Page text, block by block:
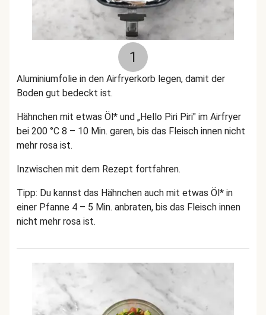
1
Aluminiumfolie in den Airfryerkorb legen, damit der
Boden gut bedeckt ist.
Hähnchen mit etwas Öl* und „Hello Piri Piri" im Airfryer
bei 200 °C 8 – 10 Min. garen, bis das Fleisch innen nicht
mehr rosa ist.
Inzwischen mit dem Rezept fortfahren.
Tipp: Du kannst das Hähnchen auch mit etwas Öl* in
einer Pfanne 4 – 5 Min. anbraten, bis das Fleisch innen
nicht mehr rosa ist.